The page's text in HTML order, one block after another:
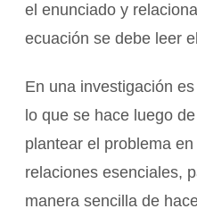
el enunciado y
ecuación se debe leer
En una investigación
lo que se hace luego
plantear el problema
relaciones esenciales,
manera sencilla de